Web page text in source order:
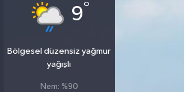
9°
Bölgesel düzensiz yağmur
yağışlı
Nem: %90